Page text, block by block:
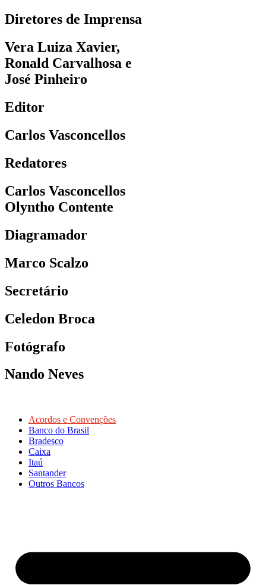
Diretores de Imprensa
Vera Luiza Xavier,
Ronald Carvalhosa e
José Pinheiro
Editor
Carlos Vasconcellos
Redatores
Carlos Vasconcellos
Olyntho Contente
Diagramador
Marco Scalzo
Secretário
Celedon Broca
Fotógrafo
Nando Neves
Acordos e Convenções
Banco do Brasil
Bradesco
Caixa
Itaú
Santander
Outros Bancos